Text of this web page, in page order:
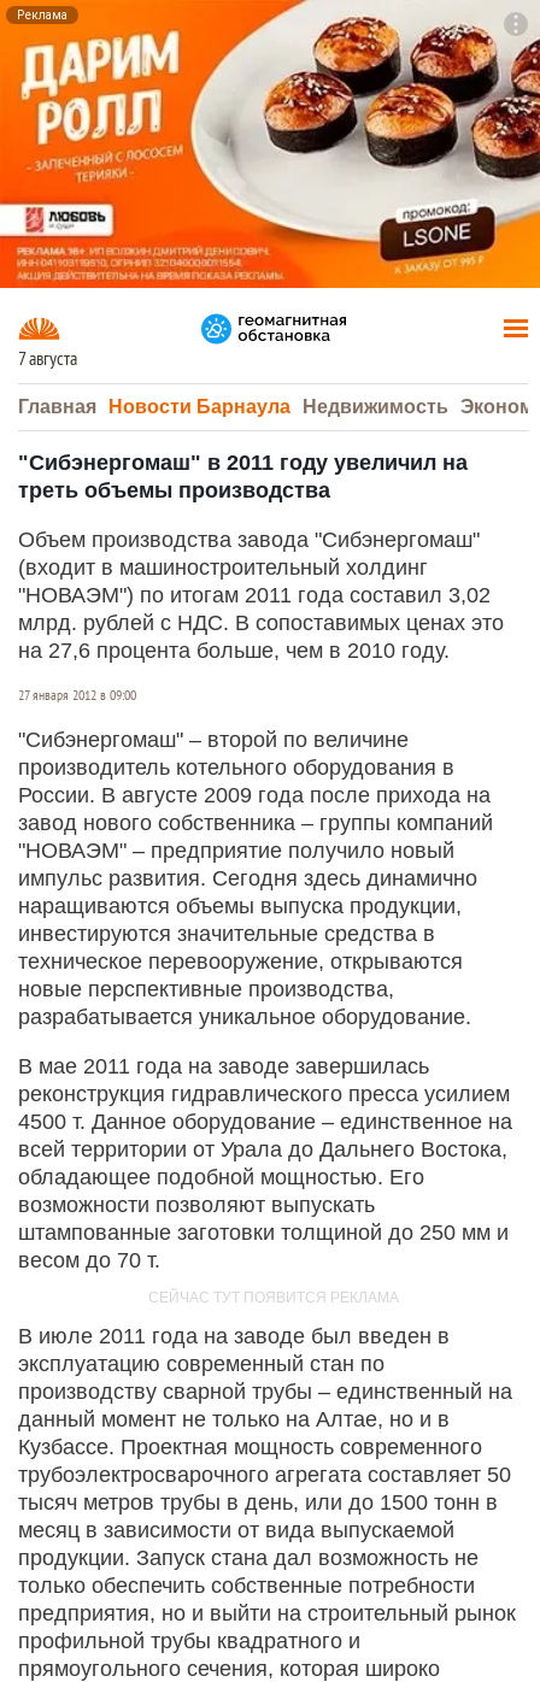
Реклама
7 августа
Главная Новости Барнаула Недвижимость
"Сибэнергомаш" в 2011 году увеличил на
треть объемы производства
Объем производства завода "Сибэнергомаш"
(входит в машиностроительный холдинг
"НОВАЭМ") по итогам 2011 года составил 3,02
млрд. рублей с НДС. В сопоставимых ценах это
на 27,6 процента больше, чем в 2010 году.
27 января 2012 в 09:00
"Сибэнергомаш" – второй по величине
производитель котельного оборудования в
России. В августе 2009 года после прихода на
завод нового собственника – группы компаний
"НОВАЭМ" – предприятие получило новый
импульс развития. Сегодня здесь динамично
наращиваются объемы выпуска продукции,
инвестируются значительные средства в
техническое перевооружение, открываются
новые перспективные производства,
разрабатывается уникальное оборудование.
В мае 2011 года на заводе завершилась
реконструкция гидравлического пресса усилием
4500 т. Данное оборудование – единственное на
всей территории от Урала до Дальнего Востока,
обладающее подобной мощностью. Его
возможности позволяют выпускать
штампованные заготовки толщиной до 250 мм и
весом до 70 т.
В июле 2011 года на заводе был введен в
эксплуатацию современный стан по
производству сварной трубы – единственный на
данный момент не только на Алтае, но и в
Кузбассе. Проектная мощность современного
трубоэлектросварочного агрегата составляет 50
тысяч метров трубы в день, или до 1500 тонн в
месяц в зависимости от вида выпускаемой
продукции. Запуск стана дал возможность не
только обеспечить собственные потребности
предприятия, но и выйти на строительный рынок
профильной трубы квадратного и
прямоугольного сечения, которая широко